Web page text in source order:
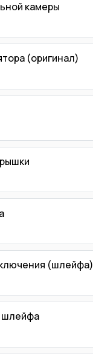
камеры
(оригинал)
(шлейфа)
шлейфа